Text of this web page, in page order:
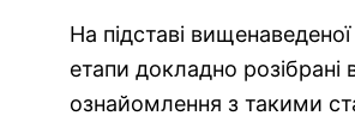
На підставі
етапи докладно розібрані
ознайомлення з такими